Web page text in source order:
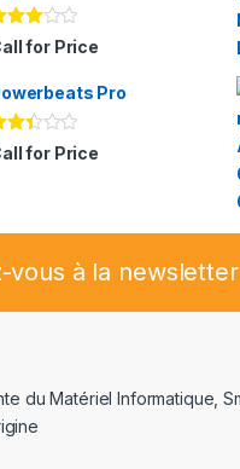
for Price
Pro
for Price
vous à la newsletter